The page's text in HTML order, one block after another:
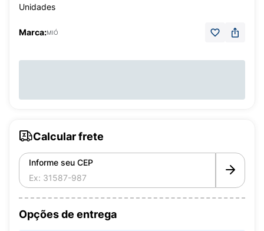
Unidades
Marca:MIÓ
Calcular frete
Informe seu CEP
Opções de entrega